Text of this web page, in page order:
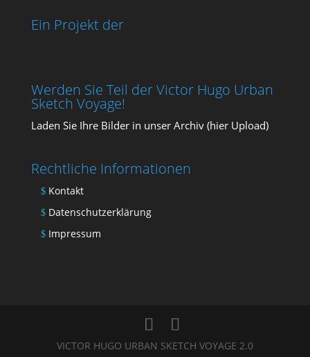
Ein Projekt der
Werden Sie Teil der Victor Hugo Urban
Sketch Voyage!
Laden Sie Ihre Bil­der in unser Archiv (hier Upload)
Rechtliche Informationen
Kontakt
Datenschutzerklärung
Impressum
VICTOR HUGO URBAN SKETCH VOYAGE 2.0